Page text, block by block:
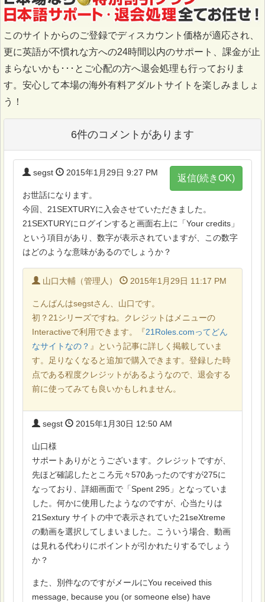
このサイトからのご登録でディスカウント価格が適応され、
更に英語が不慣れな方への24時間以内のサポート、課金が止
まらないかも･･･とご心配の方へ退会処理も行っておりま
す。安心して本場の海外有料アダルトサイトを楽しみましょ
う！
6件のコメントがあります
返信(続きOK)
segst 2015年1月29日 9:27 PM
お世話になります。
今回、21SEXTURYに入会させていただきました。
21SEXTURYにログインすると画面右上に「Your credits」
という項目があり、数字が表示されていますが、この数字
はどのような意味があるのでしょうか？
山口大輔（管理人） 2015年1月29日 11:17 PM
こんばんはsegstさん、山口です。
初？21シリーズですね。クレジットはメニューの
Interactiveで利用できます。『 21Roles.comってどん
なサイトなの？ 』という記事に詳しく掲載していま
す。足りなくなると追加で購入できます。登録した時
点である程度クレジットがあるようなので、退会する
前に使ってみても良いかもしれません。
segst 2015年1月30日 12:50 AM
山口様
サポートありがとうございます。クレジットですが、
先ほど確認したところ元々570あったのですが275に
なっており、詳細画面で「Spent 295」となっていま
した。何かに使用したようなのですが、心当たりは
21Sextury サイトの中で表示されていた21seXtreme
の動画を選択してしまいました。こういう場合、動画
は見れる代わりにポイントが引かれたりするでしょう
か？
また、別件なのですがメールにYou received this
message, because you (or someone else) have